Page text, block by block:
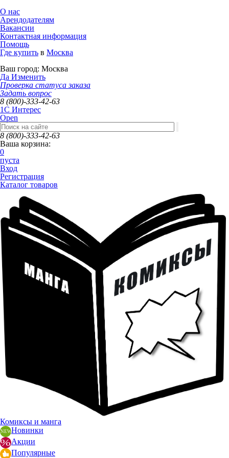
О нас
Арендодателям
Вакансии
Контактная информация
Помощь
Где купить в Москва
Ваш город: Москва
Да Изменить
Проверка статуса заказа
Задать вопрос
8 (800)-333-42-63
1C Интерес
Open
8 (800)-333-42-63
Ваша корзина:
0
пуста
Вход
Регистрация
Каталог товаров
Комиксы и манга
Новинки
Акции
Популярные